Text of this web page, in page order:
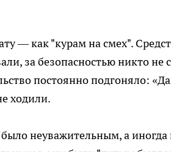
— как "курам на смех".
за безопасностью никто не
постоянно подгоняло:
ходили.
неуважительным, а иногда